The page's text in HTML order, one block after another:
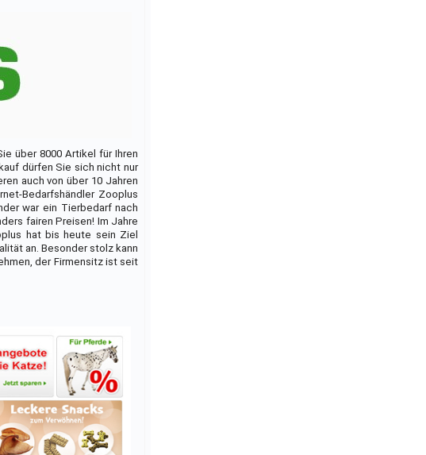
über 8000 Artikel für Ihren
dürfen Sie sich nicht nur
auch von über 10 Jahren
Bedarfshändler Zooplus
war ein Tierbedarf nach
fairen Preisen! Im Jahre
hat bis heute sein Ziel
an. Besonder stolz kann
der Firmensitz ist seit